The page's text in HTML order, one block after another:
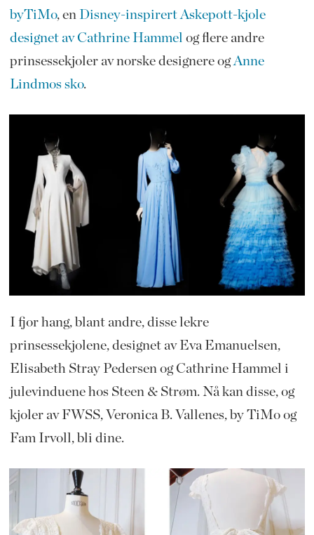
byTiMo, en Disney-inspirert Askepott-kjole
designet av Cathrine Hammel og flere andre
prinsessekjoler av norske designere ogAnne
Lindmos sko.
I fjor hang, blant andre, disse lekre
prinsessekjolene, designet av Eva Emanuelsen,
Elisabeth Stray Pedersen og Cathrine Hammel i
julevinduene hos Steen & Strøm. Nå kan disse, og
kjoler av FWSS, Veronica B. Vallenes, by TiMo og
Fam Irvoll, bli dine.